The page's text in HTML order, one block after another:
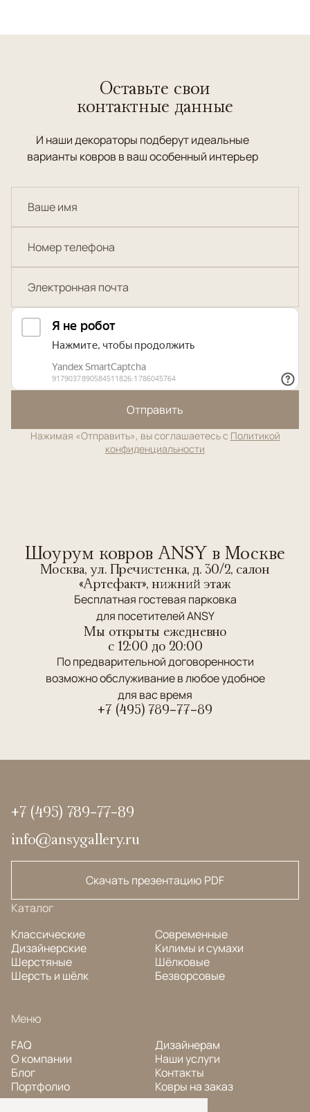
Оставьте свои
контактные данные
И наши декораторы подберут идеальные
варианты ковров в ваш особенный интерьер
Отправить
Нажимая «Отправить», вы соглашаетесь с Политикой
конфиденциальности
Шоурум ковров ANSY в Москве
Москва, ул. Пречистенка, д. 30/2, салон
«Артефакт», нижний этаж
Бесплатная гостевая парковка
для посетителей ANSY
Мы открыты ежедневно
c 12:00 до 20:00
По предварительной договоренности
возможно обслуживание в любое удобное
для вас время
+7 (495) 789-77-89
+7 (495) 789-77-89
info@ansygallery.ru
Скачать презентацию PDF
Каталог
Классические
Дизайнерские
Шерстяные
Шерсть и шёлк
Современные
Килимы и сумахи
Шёлковые
Безворсовые
Меню
FAQ
О компании
Блог
Портфолио
Дизайнерам
Наши услуги
Контакты
Ковры на заказ